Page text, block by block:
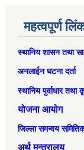
महत्वपूर्ण
स्थानिय शासन तथा
अनलाईन घटना दर्ता
स्थानिय पुर्वाधार
योजना आयोग
जिल्ला समन्वय
अर्थ मन्त्रालय